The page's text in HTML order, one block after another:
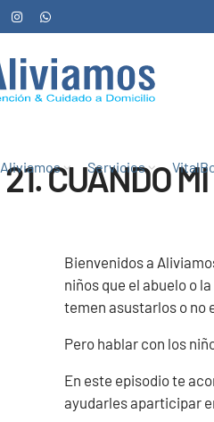
Aliviamos Servicios
21. CUANDO
Bienvenidos a
niños que el abuelo o
temen asustarlos o no
Pero hablar con los
En este episodio te
ayudarles aparticipar